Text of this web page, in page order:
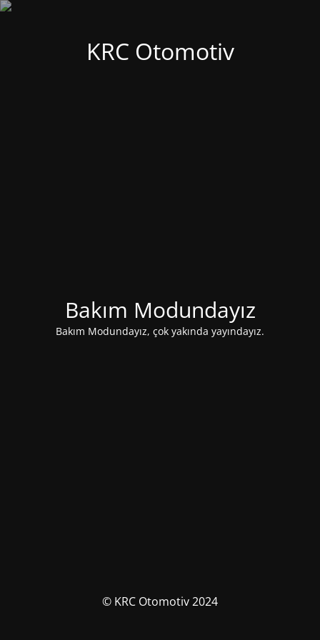
KRC Otomotiv
Bakım Modundayız
Bakım Modundayız, çok yakında yayındayız.
© KRC Otomotiv 2024